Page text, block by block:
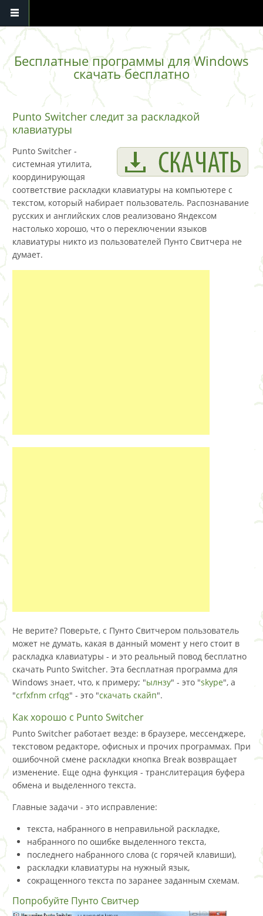
Перейти к основному содержанию
Бесплатные программы для Windows
скачать бесплатно
Punto Switcher следит за раскладкой
клавиатуры
Punto Switcher -
системная утилита,
координирующая
соответствие раскладки клавиатуры на компьютере с
текстом, который набирает пользователь. Распознавание
русских и английских слов реализовано Яндексом
настолько хорошо, что о переключении языков
клавиатуры никто из пользователей Пунто Свитчера не
думает.
Не верите? Поверьте, с Пунто Свитчером пользователь
может не думать, какая в данный момент у него стоит в
раскладка клавиатуры - и это реальный повод бесплатно
скачать Punto Switcher. Эта бесплатная программа для
Windows знает, что, к примеру; "ылнзу" - это "skype", а
"crfxfnm crfqg" - это "скачать скайп".
Как хорошо с Punto Switcher
Punto Switcher работает везде: в браузере, мессенджере,
текстовом редакторе, офисных и прочих программах. При
ошибочной смене раскладки кнопка Break возвращает
изменение. Еще одна функция - транслитерация буфера
обмена и выделенного текста.
Главные задачи - это исправление:
текста, набранного в неправильной раскладке,
набранного по ошибке выделенного текста,
последнего набранного слова (с горячей клавиши),
раскладки клавиатуры на нужный язык,
сокращенного текста по заранее заданным схемам.
Попробуйте Пунто Свитчер